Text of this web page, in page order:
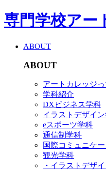
専門学校アー
ABOUT
ABOUT
アートカレッジっ
学科紹介
DXビジネス学科
イラストデザイ
eスポーツ学科
通信制学科
国際コミュニケ
観光学科
・イラストデザ